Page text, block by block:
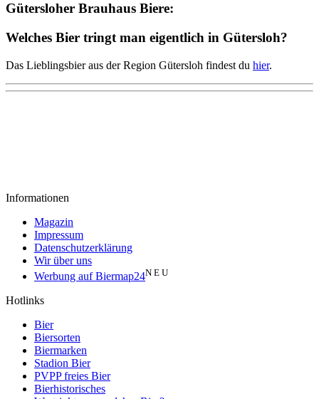
Gütersloher Brauhaus Biere:
Welches Bier tringt man eigentlich in Gütersloh?
Das Lieblingsbier aus der Region Gütersloh findest du hier.
Informationen
Magazin
Impressum
Datenschutzerklärung
Wir über uns
Werbung auf Biermap24N E U
Hotlinks
Bier
Biersorten
Biermarken
Stadion Bier
PVPP freies Bier
Bierhistorisches